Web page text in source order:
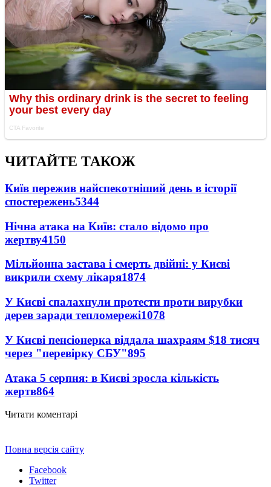
ЧИТАЙТЕ ТАКОЖ
Київ пережив найспекотніший день в історії
спостережень5344
Нічна атака на Київ: стало відомо про
жертву4150
Мільйонна застава і смерть двійні: у Києві
викрили схему лікаря1874
У Києві спалахнули протести проти вирубки
дерев заради тепломережі1078
У Києві пенсіонерка віддала шахраям $18 тисяч
через "перевірку СБУ"895
Атака 5 серпня: в Києві зросла кількість
жертв864
Читати коментарі
Повна версія сайту
Facebook
Twitter